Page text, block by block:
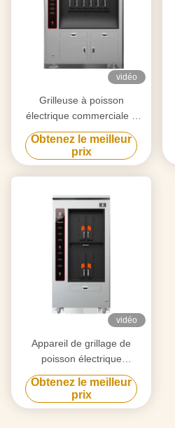
vidéo
Grilleuse à poisson
électrique commerciale 6
compartiments 350 kg
Obtenez le meilleur
prix
vidéo
Appareil de grillage de
poisson électrique
commercial à double couche
4 compartiments
Obtenez le meilleur
prix